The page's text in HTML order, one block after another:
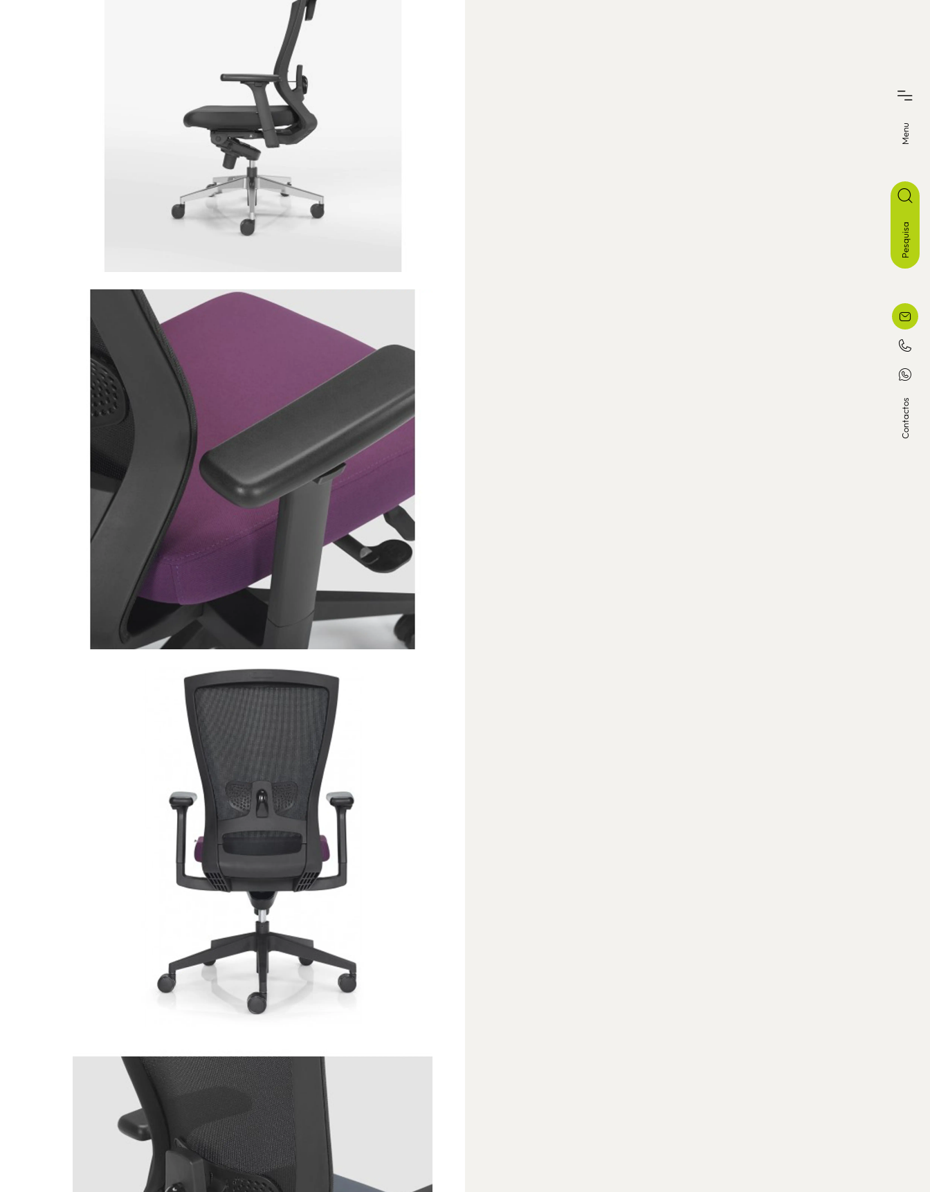
Menu
Pesquisa
Contactos